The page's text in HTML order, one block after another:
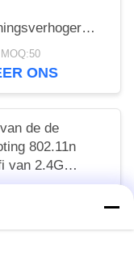
Witte
ONS
de de
802.11n
van 2.4G